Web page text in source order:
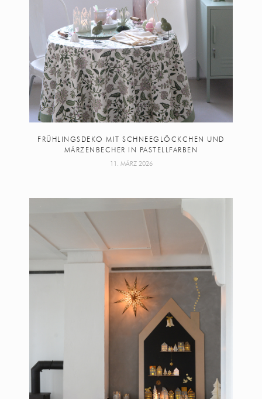
FRÜHLINGSDEKO MIT SCHNEEGLÖCKCHEN UND
MÄRZENBECHER IN PASTELLFARBEN
11. MÄRZ 2026